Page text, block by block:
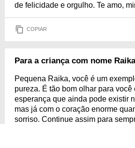
de felicidade e orgulho. Te amo,
COPIAR
Para a criança com nome Raika
Pequena Raika, você é um
pureza. É tão bom olhar para você
esperança que ainda pode existir
mas já com o coração enorme
sorriso. Continue assim para